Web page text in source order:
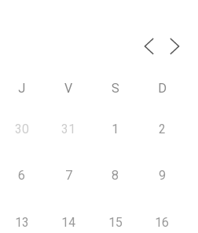
J V S D
30 31 1 2
6 7 8 9
13 14 15 16